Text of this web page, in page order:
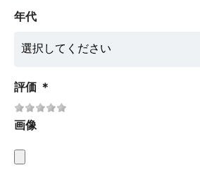
年代
評価 ＊
画像